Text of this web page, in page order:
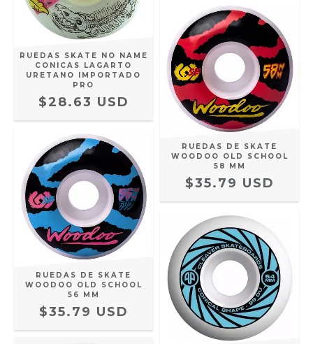
RUEDAS SKATE NO NAME
CONICAS LAGARTO
URETANO IMPORTADO
PRO
$28.63 USD
RUEDAS DE SKATE
WOODOO OLD SCHOOL
58 MM
$35.79 USD
RUEDAS DE SKATE
WOODOO OLD SCHOOL
56 MM
$35.79 USD